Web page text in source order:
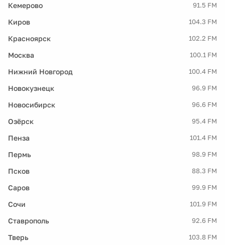
Кемерово 91.5 FM
Киров 104.3 FM
Красноярск 102.2 FM
Москва 100.1 FM
Нижний Новгород 100.4 FM
Новокузнецк 96.9 FM
Новосибирск 96.6 FM
Озёрск 95.4 FM
Пенза 101.4 FM
Пермь 98.9 FM
Псков 88.3 FM
Саров 99.9 FM
Сочи 101.9 FM
Ставрополь 92.6 FM
Тверь 103.8 FM